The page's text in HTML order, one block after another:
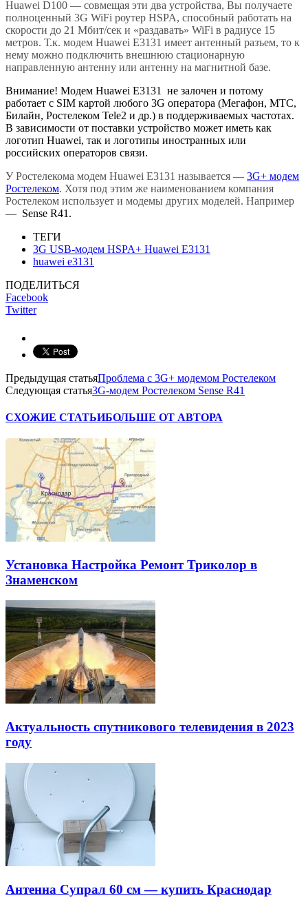
Huawei D100 — совмещая эти два устройства, Вы получаете
полноценный 3G WiFi роутер HSPA, способный работать на
скорости до 21 Мбит/сек и «раздавать» WiFi в радиусе 15
метров. Т.к. модем Huawei E3131 имеет антенный разъем, то к
нему можно подключить внешнюю стационарную
направленную антенну или антенну на магнитной базе.
Внимание! Модем Huawei E3131 не залочен и потому
работает с SIM картой любого 3G оператора (Мегафон, МТС,
Билайн, Ростелеком Tele2 и др.) в поддерживаемых частотах.
В зависимости от поставки устройство может иметь как
логотип Huawei, так и логотипы иностранных или
российских операторов связи.
У Ростелекома модем Huawei E3131 называется — 3G+ модем
Ростелеком. Хотя под этим же наименованием компания
Ростелеком использует и модемы других моделей. Например
— Sense R41.
ТЕГИ
3G USB-модем HSPA+ Huawei E3131
huawei e3131
ПОДЕЛИТЬСЯ
Facebook
Twitter
Предыдущая статьяПроблема с 3G+ модемом Ростелеком
Следующая статья3G-модем Ростелеком Sense R41
СХОЖИЕ СТАТЬИБОЛЬШЕ ОТ АВТОРА
Установка Настройка Ремонт Триколор в
Знаменском
Актуальность спутникового телевидения в 2023
году
Антенна Супрал 60 см — купить Краснодар